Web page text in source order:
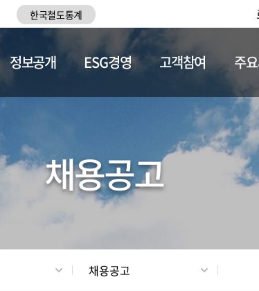
한국철도통계
채용정보
정보공개 ESG경영 고객참여 주
채용공고
채용공고